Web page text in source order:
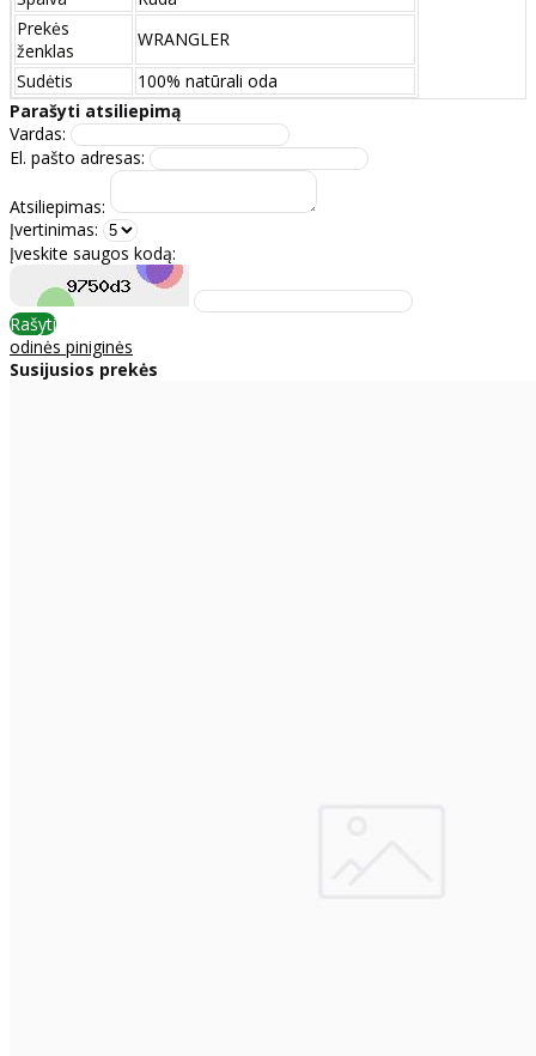
Prekės
ženklas
WRANGLER
Sudėtis
100% natūrali oda
Parašyti atsiliepimą
Vardas:
El. pašto adresas:
Atsiliepimas:
Įvertinimas:
Įveskite saugos kodą:
Rašyti
odinės piniginės
Susijusios prekės